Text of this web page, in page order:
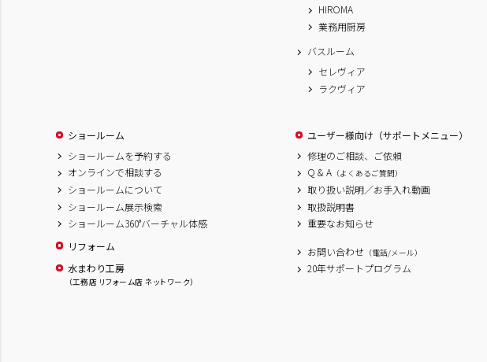
HIROMA
業務用厨房
バスルーム
セレヴィア
ラクヴィア
ショールーム
ショールームを予約する
オンラインで相談する
ショールームについて
ショールーム展示検索
ショールーム360°バーチャル体感
リフォーム
水まわり工房
（工務店 リフォーム店 ネットワーク）
ユーザー様向け（サポートメニュー）
修理のご相談、ご依頼
Q & A （よくあるご質問）
取り扱い説明／お手入れ動画
取扱説明書
重要なお知らせ
お問い合わせ （電話/メール）
20年サポートプログラム